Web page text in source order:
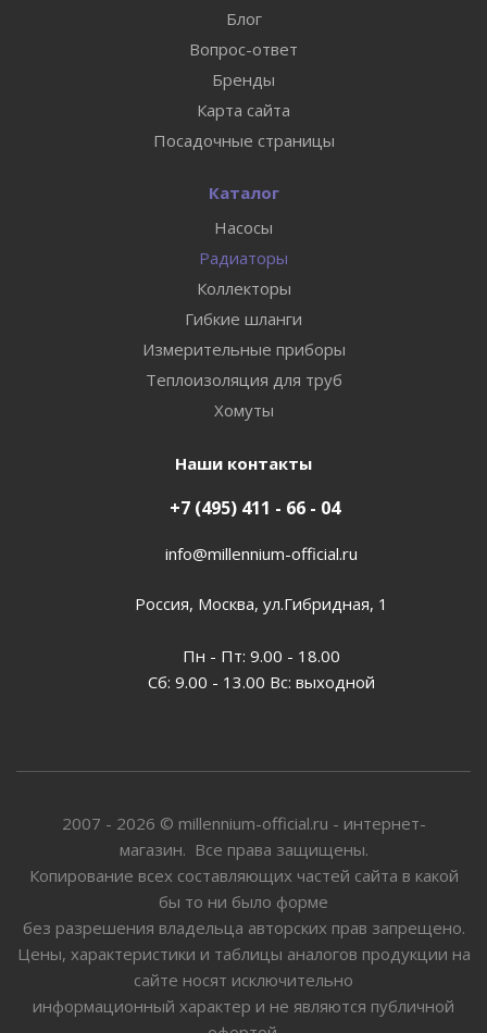
Блог
Вопрос-ответ
Бренды
Карта сайта
Посадочные страницы
Каталог
Насосы
Радиаторы
Коллекторы
Гибкие шланги
Измерительные приборы
Теплоизоляция для труб
Хомуты
Наши контакты
+7 (495) 411 - 66 - 04
info@millennium-official.ru
Россия, Москва, ул.Гибридная, 1
Пн - Пт: 9.00 - 18.00
Сб: 9.00 - 13.00 Вс: выходной
2007 - 2026 © millennium-official.ru - интернет-
магазин. Все права защищены.
Копирование всех составляющих частей сайта в какой
бы то ни было форме
без разрешения владельца авторских прав запрещено.
Цены, характеристики и таблицы аналогов продукции на
сайте носят исключительно
информационный характер и не являются публичной